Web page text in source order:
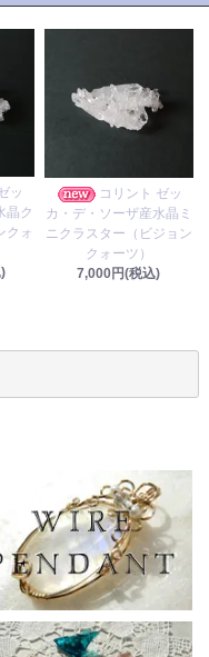
ッ
晶ク
クォ
コリント ゼッ
カ・デ・ソーザ産水晶ミ
ニクラスター（ビジョン
クォーツ）
7,000円(税込)